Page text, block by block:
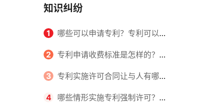
知识纠纷
1 哪些可以申请专利？专利可以同
时多个人一起申请吗？
2 专利申请收费标准是怎样的？申
请不同类型的专利所需要的钱不同
3 专利实施许可合同让与人有哪些
主要义务？专利实施许可合同与专利
4 哪些情形实施专利强制许可？专